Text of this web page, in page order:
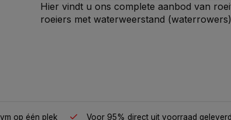
Hier vindt u ons complete aanbod van
roeiers met waterweerstand
Alles voor jouw gym op één plek Voor 95% direct uit